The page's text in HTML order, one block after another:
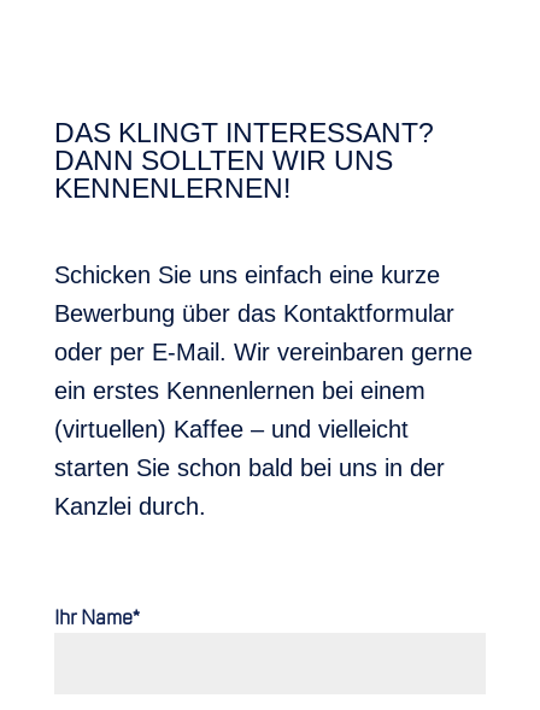
DAS KLINGT INTERESSANT?
DANN SOLLTEN WIR UNS
KENNENLERNEN!
Schicken Sie uns einfach eine kurze
Bewerbung über das Kontaktformular
oder per E-Mail. Wir vereinbaren gerne
ein erstes Kennenlernen bei einem
(virtuellen) Kaffee – und vielleicht
starten Sie schon bald bei uns in der
Kanzlei durch.
Ihr Name*